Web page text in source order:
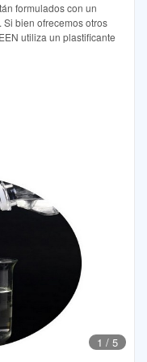
formulados con un
bien ofrecemos otros
utiliza un plastificante
1 / 5